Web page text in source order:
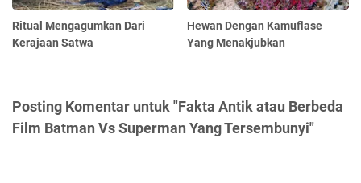
Ritual Mengagumkan Dari
Kerajaan Satwa
Hewan Dengan Kamuflase
Yang Menakjubkan
Posting Komentar untuk "Fakta Antik atau Berbeda
Film Batman Vs Superman Yang Tersembunyi"